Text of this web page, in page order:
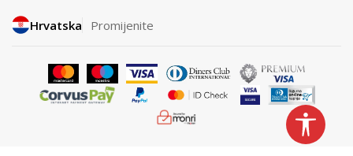
Hrvatska Promijenite